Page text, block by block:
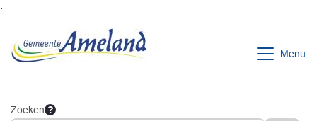
Menu
Zoeken